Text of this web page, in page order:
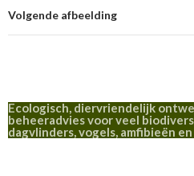
Volgende afbeelding
Ecologisch, diervriendelijk
beheeradvies voor veel
dagvlinders, vogels, amfibieën